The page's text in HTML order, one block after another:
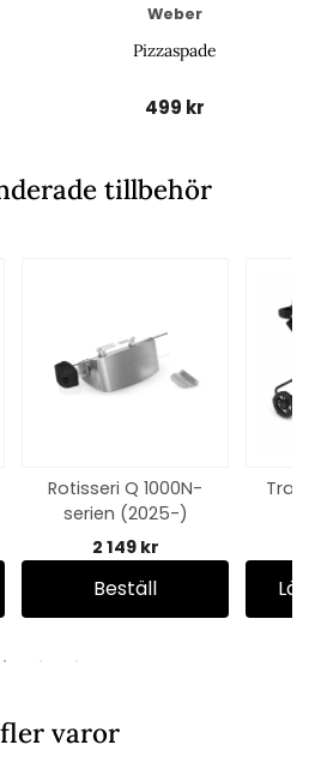
Weber
Pizzaspade
499 kr
tillbehör
Rotisseri Q 1000N-
serien (2025-)
2 149 kr
Beställ
varor